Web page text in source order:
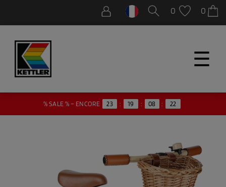
0 0
☰
% SALE % – ENCORE 23 : 19 : 08 : 21